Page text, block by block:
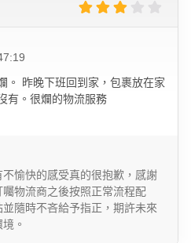
。 昨晚下班回到家，包裹放在家
有。很爛的物流服務
愉快的感受真的很抱歉，感謝
物流商之後按照正常流程配
隨時不吝給予指正，期許未來
。